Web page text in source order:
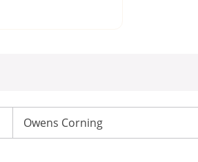
Owens Corning